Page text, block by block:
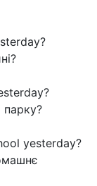
парку?
yesterday?